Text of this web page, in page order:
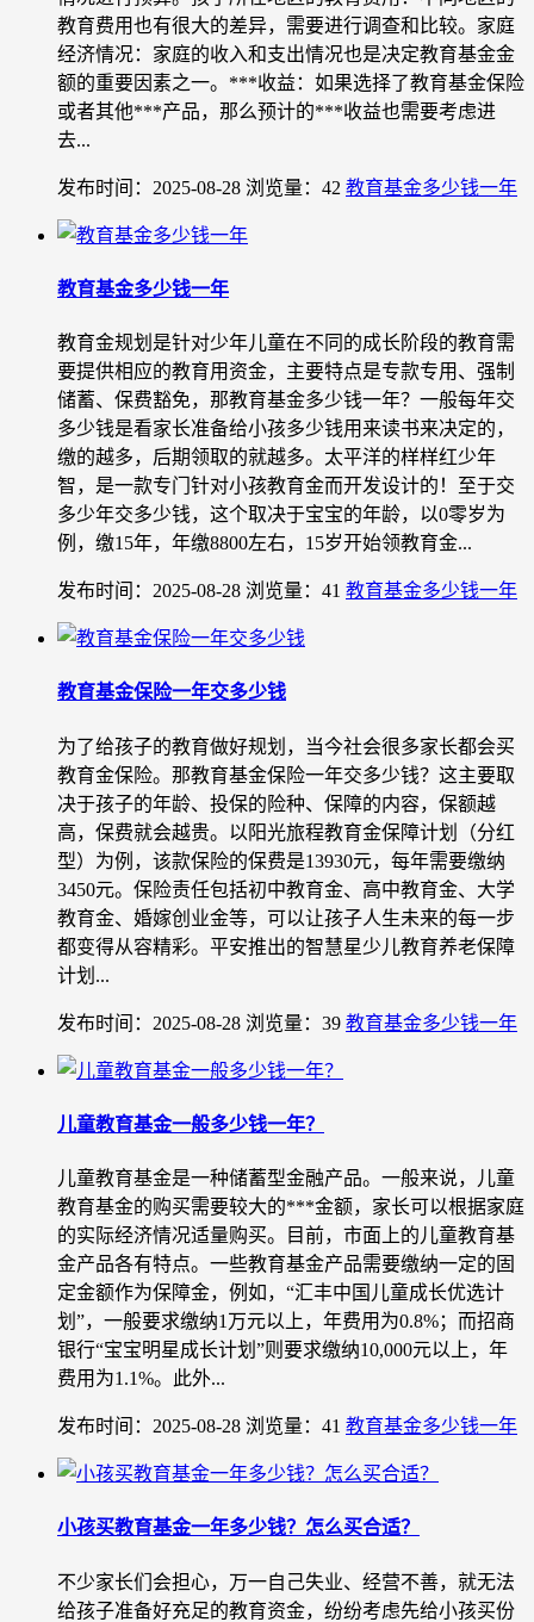
教育费用也有很大的差异，需要进行调查和比较。家庭
经济情况：家庭的收入和支出情况也是决定教育基金金
额的重要因素之一。***收益：如果选择了教育基金保险
或者其他***产品，那么预计的***收益也需要考虑进
去...
发布时间：2025-08-28 浏览量：42 教育基金多少钱一年
教育基金多少钱一年
教育金规划是针对少年儿童在不同的成长阶段的教育需
要提供相应的教育用资金，主要特点是专款专用、强制
储蓄、保费豁免，那教育基金多少钱一年？一般每年交
多少钱是看家长准备给小孩多少钱用来读书来决定的，
缴的越多，后期领取的就越多。太平洋的样样红少年
智，是一款专门针对小孩教育金而开发设计的！至于交
多少年交多少钱，这个取决于宝宝的年龄，以0零岁为
例，缴15年，年缴8800左右，15岁开始领教育金...
发布时间：2025-08-28 浏览量：41 教育基金多少钱一年
教育基金保险一年交多少钱
为了给孩子的教育做好规划，当今社会很多家长都会买
教育金保险。那教育基金保险一年交多少钱？这主要取
决于孩子的年龄、投保的险种、保障的内容，保额越
高，保费就会越贵。以阳光旅程教育金保障计划（分红
型）为例，该款保险的保费是13930元，每年需要缴纳
3450元。保险责任包括初中教育金、高中教育金、大学
教育金、婚嫁创业金等，可以让孩子人生未来的每一步
都变得从容精彩。平安推出的智慧星少儿教育养老保障
计划...
发布时间：2025-08-28 浏览量：39 教育基金多少钱一年
儿童教育基金一般多少钱一年？
儿童教育基金是一种储蓄型金融产品。一般来说，儿童
教育基金的购买需要较大的***金额，家长可以根据家庭
的实际经济情况适量购买。目前，市面上的儿童教育基
金产品各有特点。一些教育基金产品需要缴纳一定的固
定金额作为保障金，例如，“汇丰中国儿童成长优选计
划”，一般要求缴纳1万元以上，年费用为0.8%；而招商
银行“宝宝明星成长计划”则要求缴纳10,000元以上，年
费用为1.1%。此外...
发布时间：2025-08-28 浏览量：41 教育基金多少钱一年
小孩买教育基金一年多少钱？怎么买合适？
不少家长们会担心，万一自己失业、经营不善，就无法
给孩子准备好充足的教育资金，纷纷考虑先给小孩买份